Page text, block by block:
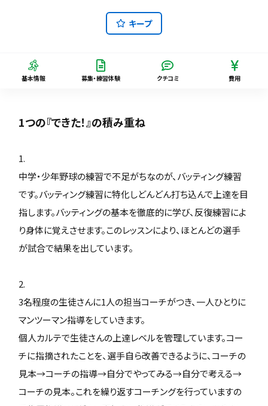
キープ
基本情報 募集・練習体験 クチコミ 費用
1つの『できた！』の積み重ね
1.
中学・少年野球の練習で不足がちなのが、バッティング練習
です。バッティング練習に特化しどんどん打ち込んで上達を目
指します。バッティングの基本を徹底的に学び、反復練習によ
り身体に覚えさせます。このレッスンにより、ほとんどの選手
が試合で結果を出しています。
2.
3名程度の生徒さんに1人の担当コーチがつき、一人ひとりに
マンツーマン指導をしていきます。
個人カルテで生徒さんの上達レベルを管理しています。コー
チに指摘されたことを、選手自ら改善できるように、コーチの
見本→コーチの指導→自分でやってみる→自分で考える→
コーチの見本。これを繰り返すコーチングを行っていますの